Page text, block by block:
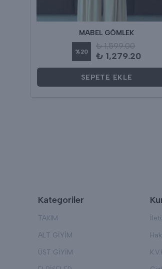
MABEL GÖMLEK
%20
₺ 1,599.00
₺ 1,279.20
SEPETE EKLE
Kategoriler
TAKIM
ALT GİYİM
ÜST GİYİM